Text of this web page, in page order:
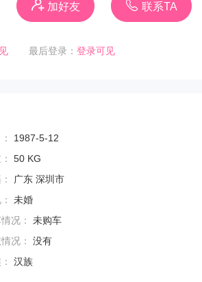
加好友 联系TA
最后登录： 登录可见
1987-5-12
50 KG
广东 深圳市
未婚
况：
未购车
况：
没有
汉族